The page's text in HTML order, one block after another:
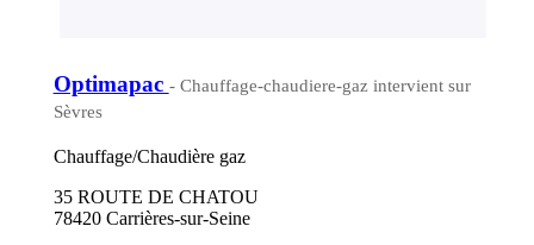
Optimapac - Chauffage-chaudiere-gaz intervient sur
Sèvres
Chauffage/Chaudière gaz
35 ROUTE DE CHATOU
78420 Carrières-sur-Seine